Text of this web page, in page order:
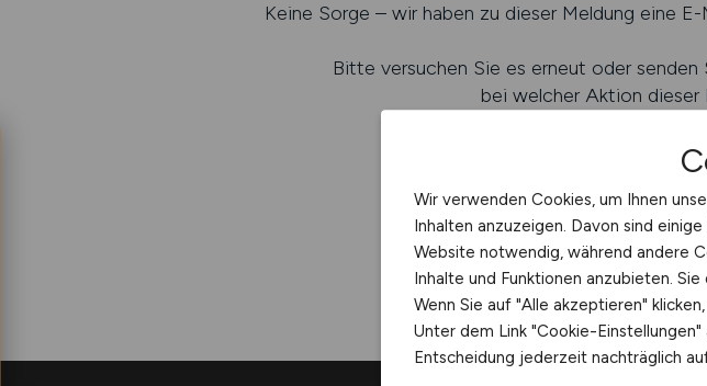
Keine Sorge – wir haben zu dieser Meldung eine
Bitte versuchen Sie es erneut oder
bei welcher Aktion dieser
Wir verwenden Cookies, um Ihnen
Inhalten anzuzeigen. Davon sind
Website notwendig, während andere
Inhalte und Funktionen anzubieten.
Wenn Sie auf "Alle akzeptieren"
Unter dem Link "Cookie-
Entscheidung jederzeit nachträglich